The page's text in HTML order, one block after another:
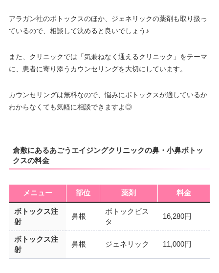
アラガン社のボトックスのほか、ジェネリックの薬剤も取り扱っ
ているので、相談して決めると良いでしょう♪
また、クリニックでは「気兼ねなく通えるクリニック」をテーマ
に、患者に寄り添うカウンセリングを大切にしています。
カウンセリングは無料なので、悩みにボトックスが適しているか
わからなくても気軽に相談できますよ◎
倉敷にあるあごうエイジングクリニックの鼻・小鼻ボトッ
クスの料金
メニュー 部位 薬剤 料金
ボトックス注
射
鼻根
ボトックビス
タ
16,280円
ボトックス注
射
鼻根 ジェネリック 11,000円